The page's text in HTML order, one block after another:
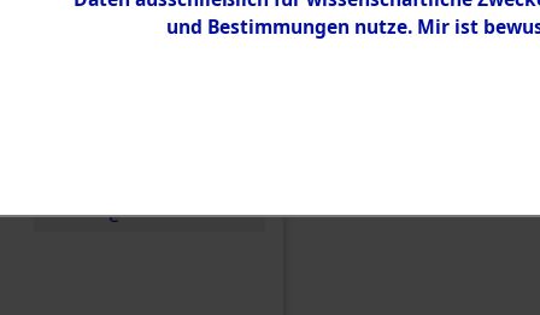
5.3.3
Todesmärsch
e
und Bestimmungen nutze. Mir ist